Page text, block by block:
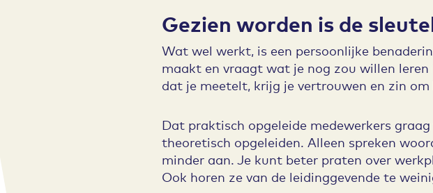
Gezien worden is de
Wat wel werkt, is een persoonlijke
maakt en vraagt wat je nog zou willen leren
dat je meetelt, krijg je vertrouwen en zin
Dat praktisch opgeleide medewerkers
theoretisch opgeleiden. Alleen spreken
minder aan. Je kunt beter praten over
Ook horen ze van de leidinggevende te